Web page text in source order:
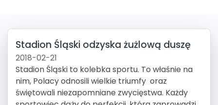
Stadion Śląski odzyska żużlową duszę
2018-02-21
Stadion Śląski to kolebka sportu. To właśnie na
nim, Polacy odnosili wielkie triumfy oraz
świętowali niezapomniane zwycięstwa. Każdy